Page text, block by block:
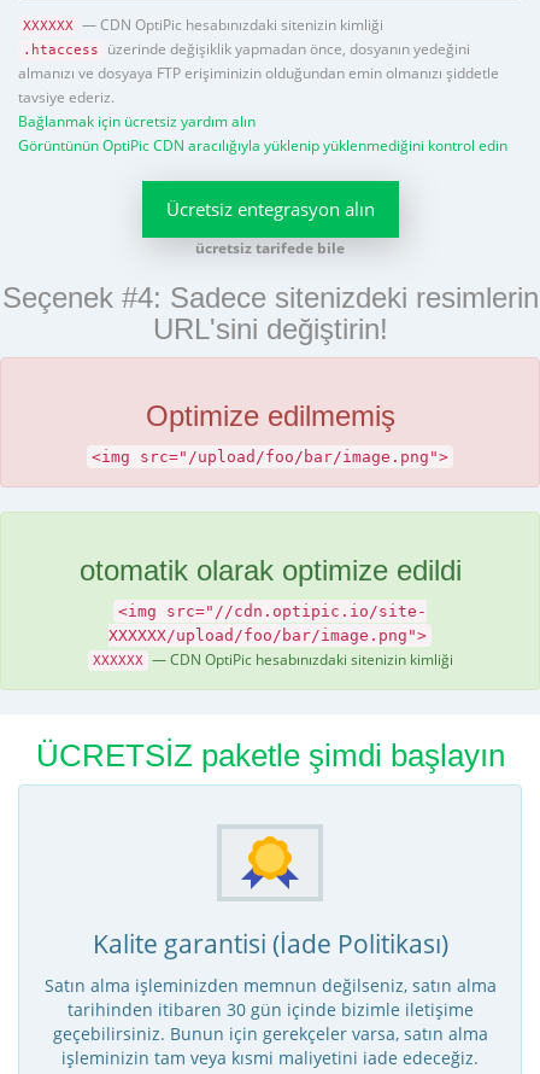
XXXXXX — CDN OptiPic hesabınızdaki sitenizin kimliği
.htaccess
üzerinde değişiklik yapmadan önce, dosyanın yedeğini
almanızı ve dosyaya FTP erişiminizin olduğundan emin olmanızı şiddetle
tavsiye ederiz.
Bağlanmak için ücretsiz yardım alın
Görüntünün OptiPic CDN aracılığıyla yüklenip yüklenmediğini kontrol edin
Ücretsiz entegrasyon alın
ücretsiz tarifede bile
Seçenek #4: Sadece sitenizdeki resimlerin
URL'sini değiştirin!
Optimize edilmemiş
<img src="/upload/foo/bar/image.png">
otomatik olarak optimize edildi
<img src="//cdn.optipic.io/site-
XXXXXX/upload/foo/bar/image.png">
XXXXXX — CDN OptiPic hesabınızdaki sitenizin kimliği
ÜCRETSİZ paketle şimdi başlayın
Kalite garantisi (İade Politikası)
Satın alma işleminizden memnun değilseniz, satın alma
tarihinden itibaren 30 gün içinde bizimle iletişime
geçebilirsiniz. Bunun için gerekçeler varsa, satın alma
işleminizin tam veya kısmi maliyetini iade edeceğiz.